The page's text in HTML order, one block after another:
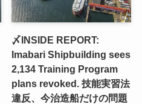
〆INSIDE REPORT:
Imabari Shipbuilding sees
2,134 Training Program
plans revoked. 技能実習法
違反、今治造船だけの問題